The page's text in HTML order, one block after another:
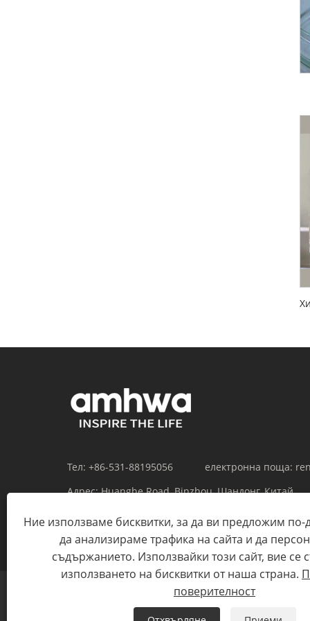
Тел: +86-531-88195056 електронна поща:
Адрес: Huanghe Road, Binzhou, Шандонг, Китай
Ние използваме бисквитки, за да ви предложим
да анализираме трафика на сайта и да
съдържанието. Използвайки този сайт, вие се
използването на бисквитки от наша страна.
поверителност